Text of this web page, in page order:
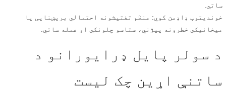
ساتي.
خوندیتوب ډاډمن کوي: منظم تفتیشونه احتمالي بریښنایی یا
میخانیکي خطرونه پیژني، ستاسو چلونکي او عمله ساتي.
د سولر پایل ډرایورانو د
ساتنې اړین چک لیست